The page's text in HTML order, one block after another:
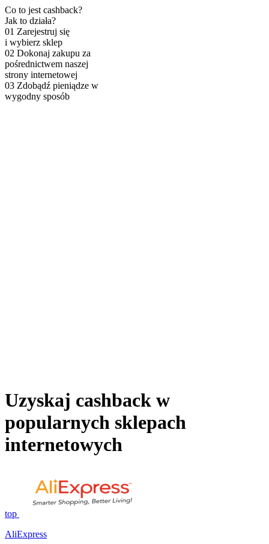
Co to jest cashback?
Jak to działa?
01 Zarejestruj się
i wybierz sklep
02 Dokonaj zakupu za
pośrednictwem naszej
strony internetowej
03 Zdobądź pieniądze w
wygodny sposób
Uzyskaj cashback w
popularnych sklepach
internetowych
top
AliExpress